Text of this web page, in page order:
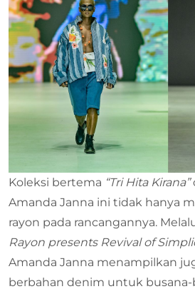
Koleksi bertema “Tri Hita Kirana”
Amanda Janna ini tidak hanya
rayon pada rancangannya.
Rayon presents Revival of
Amanda Janna menampilkan
berbahan denim untuk busana-